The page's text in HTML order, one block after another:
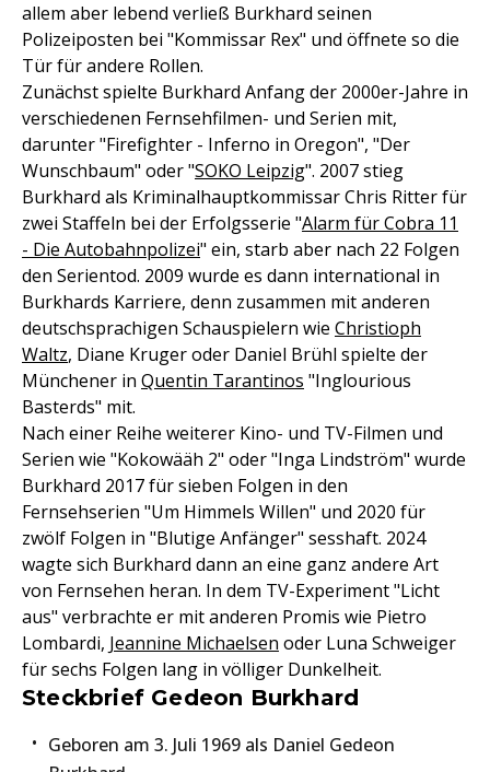
allem aber lebend verließ Burkhard seinen
Polizeiposten bei "Kommissar Rex" und öffnete so die
Tür für andere Rollen.
Zunächst spielte Burkhard Anfang der 2000er-Jahre in
verschiedenen Fernsehfilmen- und Serien mit,
darunter "Firefighter - Inferno in Oregon", "Der
Wunschbaum" oder "SOKO Leipzig". 2007 stieg
Burkhard als Kriminalhauptkommissar Chris Ritter für
zwei Staffeln bei der Erfolgsserie "Alarm für Cobra 11
- Die Autobahnpolizei" ein, starb aber nach 22 Folgen
den Serientod. 2009 wurde es dann international in
Burkhards Karriere, denn zusammen mit anderen
deutschsprachigen Schauspielern wie Christioph
Waltz, Diane Kruger oder Daniel Brühl spielte der
Münchener in Quentin Tarantinos "Inglourious
Basterds" mit.
Nach einer Reihe weiterer Kino- und TV-Filmen und
Serien wie "Kokowääh 2" oder "Inga Lindström" wurde
Burkhard 2017 für sieben Folgen in den
Fernsehserien "Um Himmels Willen" und 2020 für
zwölf Folgen in "Blutige Anfänger" sesshaft. 2024
wagte sich Burkhard dann an eine ganz andere Art
von Fernsehen heran. In dem TV-Experiment "Licht
aus" verbrachte er mit anderen Promis wie Pietro
Lombardi, Jeannine Michaelsen oder Luna Schweiger
für sechs Folgen lang in völliger Dunkelheit.
Steckbrief Gedeon Burkhard
Geboren am 3. Juli 1969 als Daniel Gedeon